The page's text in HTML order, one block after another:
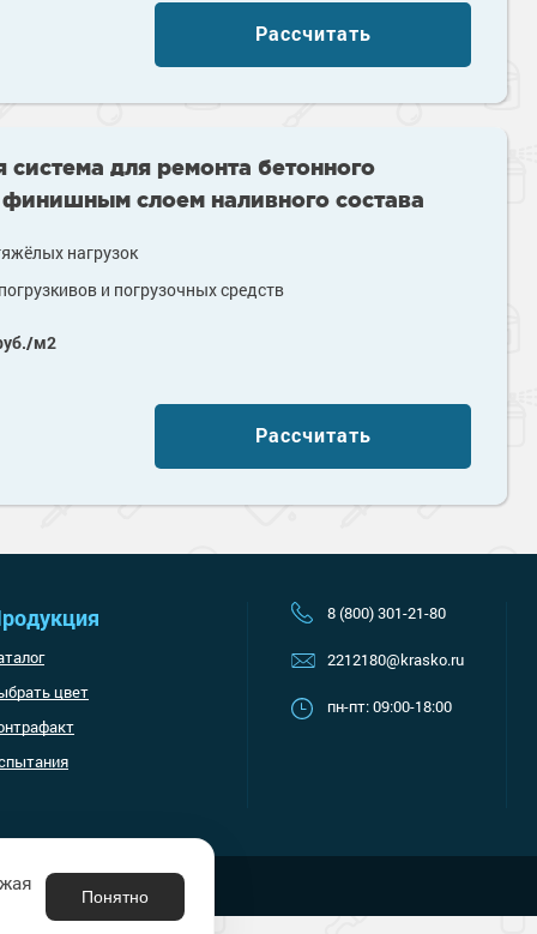
Рассчитать
система для ремонта бетонного
слоем наливного состава
нагрузок
и погрузочных средств
м2
Рассчитать
цвет
8 (800) 301-21-80
2212180@krasko.ru
пн-пт: 09:00-18:00
Понятно